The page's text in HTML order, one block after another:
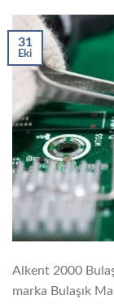
31
Eki
Alkent 2000
marka Bulaşık